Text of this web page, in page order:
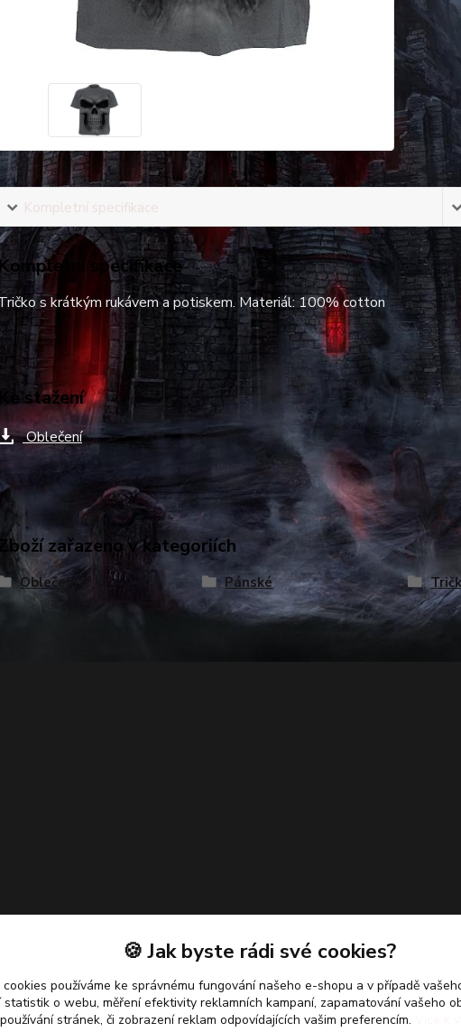
Kompletní specifikace
specifikace
s krátkým rukávem a potiskem. Materiál: 100% cotton
Ke stažení
Oblečení
Zboží zařazeno v kategoriích
Oblečení Pánské
🍪 Jak byste rádi své cookies?
používáme ke správnému fungování našeho e-shopu a v případě
statistik o webu, měření efektivity reklamních kampaní, zapamatování vašeho
stránek, či zobrazení reklam odpovídajících vašim preferencím.